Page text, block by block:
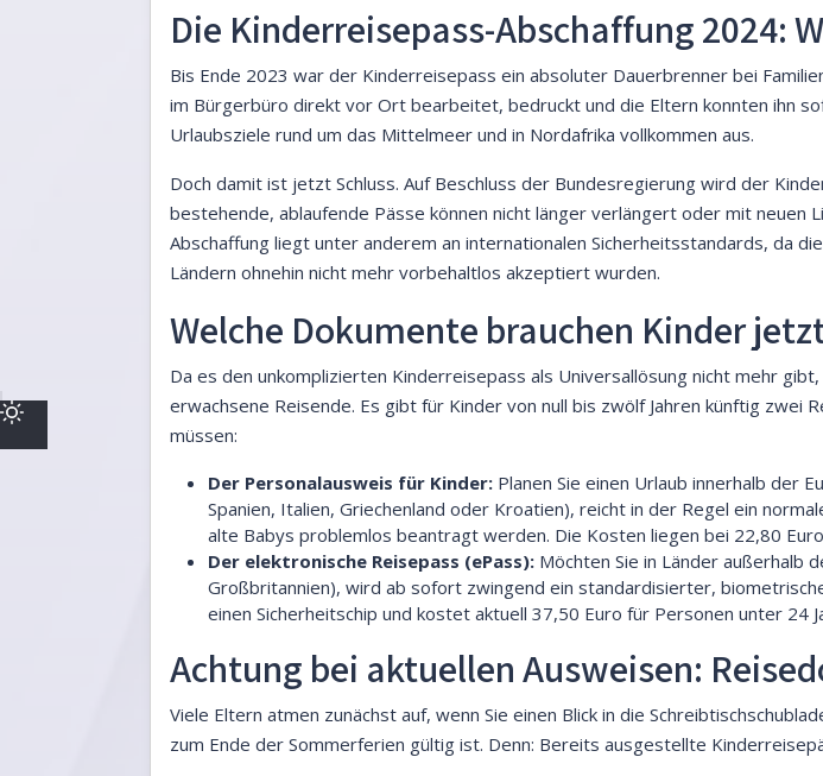
Die Kinderreisepass-Abschaffung 2024:
Bis Ende 2023 war der Kinderreisepass ein absoluter Dauerbrenner bei
im Bürgerbüro direkt vor Ort bearbeitet, bedruckt und die Eltern konnten ihn
Urlaubsziele rund um das Mittelmeer und in Nordafrika vollkommen aus.
Doch damit ist jetzt Schluss. Auf Beschluss der Bundesregierung wird der
bestehende, ablaufende Pässe können nicht länger verlängert oder mit
Abschaffung liegt unter anderem an internationalen Sicherheitsstandards, da
Ländern ohnehin nicht mehr vorbehaltlos akzeptiert wurden.
Welche Dokumente brauchen Kinder
Da es den unkomplizierten Kinderreisepass als Universallösung nicht mehr
erwachsene Reisende. Es gibt für Kinder von null bis zwölf Jahren künftig zwei
müssen:
Der Personalausweis für Kinder: Planen Sie einen Urlaub innerhalb der
Spanien, Italien, Griechenland oder Kroatien), reicht in der Regel ein
alte Babys problemlos beantragt werden. Die Kosten liegen bei 22,80
Der elektronische Reisepass (ePass): Möchten Sie in Länder außerhalb
Großbritannien), wird ab sofort zwingend ein standardisierter,
einen Sicherheitschip und kostet aktuell 37,50 Euro für Personen unter 24
Achtung bei aktuellen Ausweisen:
Viele Eltern atmen zunächst auf, wenn Sie einen Blick in die
zum Ende der Sommerferien gültig ist. Denn: Bereits ausgestellte